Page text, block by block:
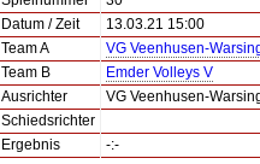
Datum / Zeit
13.03.21 15:00
Team A
VG Veenhusen-
Team B
Emder Volleys V
Ausrichter
VG Veenhusen-
Schiedsrichter
Ergebnis
-:-